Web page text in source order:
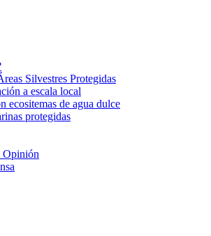
Silvestres Protegidas
a escala local
ecositemas de agua dulce
protegidas
Opinión